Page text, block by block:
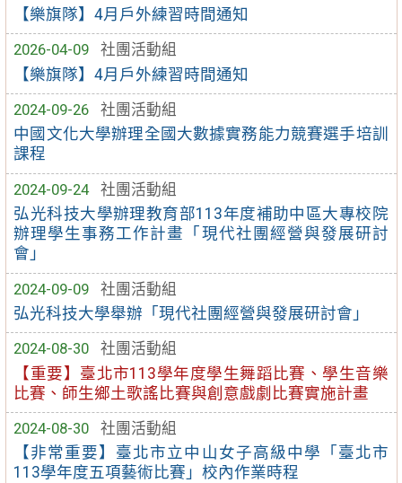
【樂旗隊】4月戶外練習時間通知
2026-04-09
社團活動組
【樂旗隊】4月戶外練習時間通知
2024-09-26
社團活動組
中國文化大學辦理全國大數據實務能力競賽選手培訓
課程
2024-09-24
社團活動組
弘光科技大學辦理教育部113年度補助中區大專校院
辦理學生事務工作計畫「現代社團經營與發展研討
會」
2024-09-09
社團活動組
弘光科技大學舉辦「現代社團經營與發展研討會」
2024-08-30
社團活動組
【重要】臺北市113學年度學生舞蹈比賽、學生音樂
比賽、師生鄉土歌謠比賽與創意戲劇比賽實施計畫
2024-08-30
社團活動組
【非常重要】臺北市立中山女子高級中學「臺北市
113學年度五項藝術比賽」校內作業時程